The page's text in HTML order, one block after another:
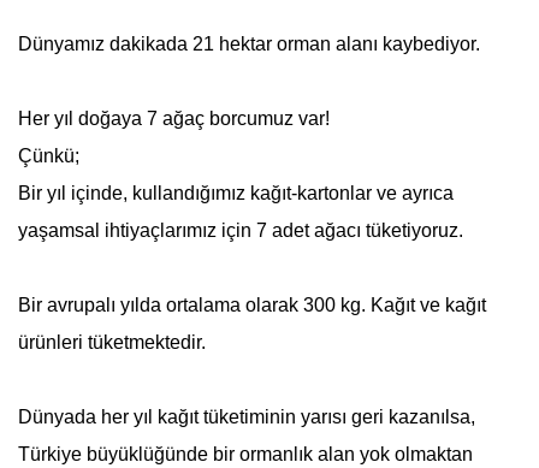
Dünyamız dakikada 21 hektar orman alanı kaybediyor.
Her yıl doğaya 7 ağaç borcumuz var!
Çünkü;
Bir yıl içinde, kullandığımız kağıt-kartonlar ve ayrıca
yaşamsal ihtiyaçlarımız için 7 adet ağacı tüketiyoruz.
Bir avrupalı yılda ortalama olarak 300 kg. Kağıt ve kağıt
ürünleri tüketmektedir.
Dünyada her yıl kağıt tüketiminin yarısı geri kazanılsa,
Türkiye büyüklüğünde bir ormanlık alan yok olmaktan